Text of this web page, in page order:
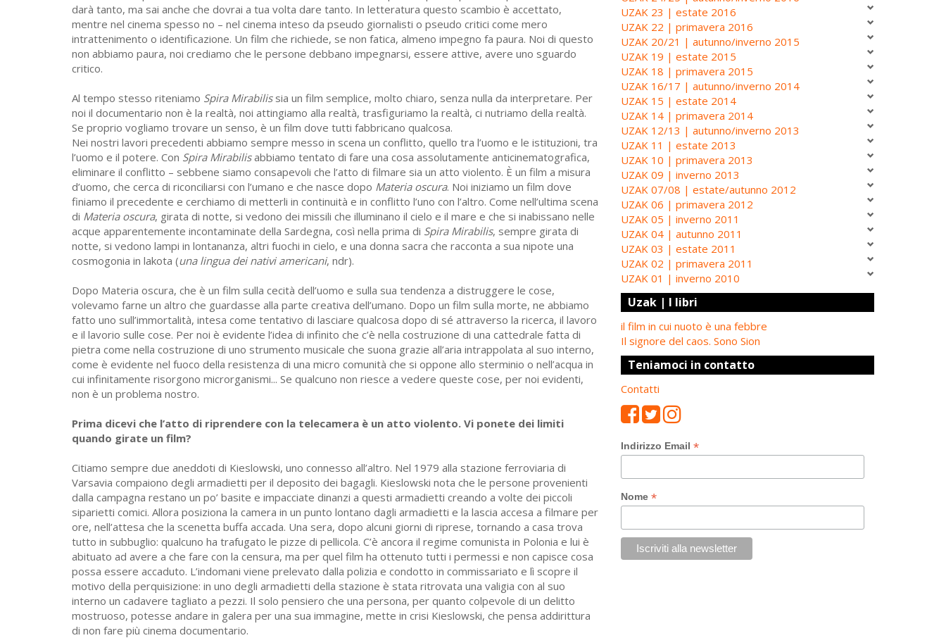
darà tanto, ma sai anche che dovrai a tua volta dare tanto. In letteratura questo scambio è accettato,
mentre nel cinema spesso no – nel cinema inteso da pseudo giornalisti o pseudo critici come mero
intrattenimento o identificazione. Un film che richiede, se non fatica, almeno impegno fa paura. Noi di questo
non abbiamo paura, noi crediamo che le persone debbano impegnarsi, essere attive, avere uno sguardo
critico.
Al tempo stesso riteniamo Spira Mirabilissia un film semplice, molto chiaro, senza nulla da interpretare. Per
noi il documentario non è la realtà, noi attingiamo alla realtà, trasfiguriamo la realtà, ci nutriamo della realtà.
Se proprio vogliamo trovare un senso, è un film dove tutti fabbricano qualcosa.
Nei nostri lavori precedenti abbiamo sempre messo in scena un conflitto, quello tra l’uomo e le istituzioni, tra
l’uomo e il potere. Con Spira Mirabilisabbiamo tentato di fare una cosa assolutamente anticinematografica,
eliminare il conflitto – sebbene siamo consapevoli che l’atto di filmare sia un atto violento. È un film a misura
d’uomo, che cerca di riconciliarsi con l’umano e che nasce dopo Materia oscura. Noi iniziamo un film dove
finiamo il precedente e cerchiamo di metterli in continuità e in conflitto l’uno con l’altro. Come nell’ultima scena
di Materia oscura, girata di notte, si vedono dei missili che illuminano il cielo e il mare e che si inabissano nelle
acque apparentemente incontaminate della Sardegna, così nella prima di Spira Mirabilis, sempre girata di
notte, si vedono lampi in lontananza, altri fuochi in cielo, e una donna sacra che racconta a sua nipote una
cosmogonia in lakota (una lingua dei nativi americani, ndr).
Dopo Materia oscura, che è un film sulla cecità dell’uomo e sulla sua tendenza a distruggere le cose,
volevamo farne un altro che guardasse alla parte creativa dell’umano. Dopo un film sulla morte, ne abbiamo
fatto uno sull’immortalità, intesa come tentativo di lasciare qualcosa dopo di sé attraverso la ricerca, il lavoro
e il lavorio sulle cose. Per noi è evidente l’idea di infinito che c’è nella costruzione di una cattedrale fatta di
pietra come nella costruzione di uno strumento musicale che suona grazie all’aria intrappolata al suo interno,
come è evidente nel fuoco della resistenza di una micro comunità che si oppone allo sterminio o nell’acqua in
cui infinitamente risorgono microrganismi... Se qualcuno non riesce a vedere queste cose, per noi evidenti,
non è un problema nostro.
Prima dicevi che l’atto di riprendere con la telecamera è un atto violento. Vi ponete dei limiti
quando girate un film?
Citiamo sempre due aneddoti di Kieslowski, uno connesso all’altro. Nel 1979 alla stazione ferroviaria di
Varsavia compaiono degli armadietti per il deposito dei bagagli. Kieslowski nota che le persone provenienti
dalla campagna restano un po’ basite e impacciate dinanzi a questi armadietti creando a volte dei piccoli
siparietti comici. Allora posiziona la camera in un punto lontano dagli armadietti e la lascia accesa a filmare per
ore, nell’attesa che la scenetta buffa accada. Una sera, dopo alcuni giorni di riprese, tornando a casa trova
tutto in subbuglio: qualcuno ha trafugato le pizze di pellicola. C’è ancora il regime comunista in Polonia e lui è
abituato ad avere a che fare con la censura, ma per quel film ha ottenuto tutti i permessi e non capisce cosa
possa essere accaduto. L’indomani viene prelevato dalla polizia e condotto in commissariato e lì scopre il
motivo della perquisizione: in uno degli armadietti della stazione è stata ritrovata una valigia con al suo
interno un cadavere tagliato a pezzi. Il solo pensiero che una persona, per quanto colpevole di un delitto
mostruoso, potesse andare in galera per una sua immagine, mette in crisi Kieslowski, che pensa addirittura
di non fare più cinema documentario.
UZAK 23 | estate 2016
UZAK 22 | primavera 2016
UZAK 20/21 | autunno/inverno 2015
UZAK 19 | estate 2015
UZAK 18 | primavera 2015
UZAK 16/17 | autunno/inverno 2014
UZAK 15 | estate 2014
UZAK 14 | primavera 2014
UZAK 12/13 | autunno/inverno 2013
UZAK 11 | estate 2013
UZAK 10 | primavera 2013
UZAK 09 | inverno 2013
UZAK 07/08 | estate/autunno 2012
UZAK 06 | primavera 2012
UZAK 05 | inverno 2011
UZAK 04 | autunno 2011
UZAK 03 | estate 2011
UZAK 02 | primavera 2011
UZAK 01 | inverno 2010
Uzak | I libri
il film in cui nuoto è una febbre
Il signore del caos. Sono Sion
Teniamoci in contatto
Contatti
Indirizzo Email *
Nome *